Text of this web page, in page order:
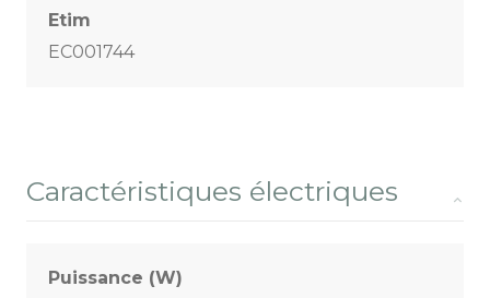
Etim
EC001744
Caractéristiques électriques
Puissance (W)